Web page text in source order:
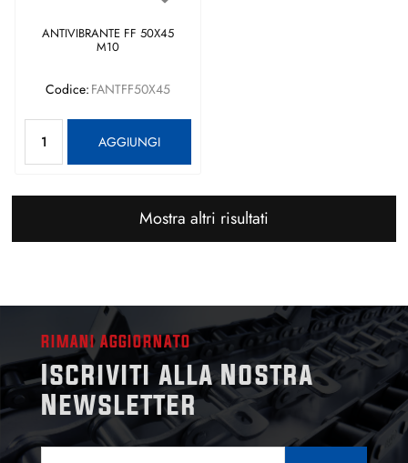
ANTIVIBRANTE FF 50X45
M10
Codice: FANTFF50X45
AGGIUNGI
Mostra altri risultati
RIMANI AGGIORNATO
Iscriviti alla Nostra
Newsletter